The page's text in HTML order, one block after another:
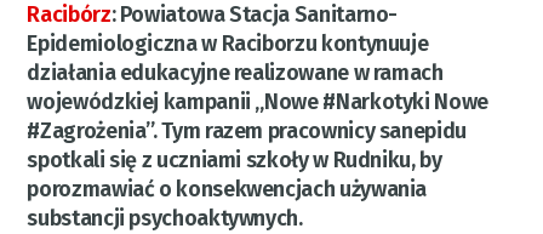
Racibórz:Powiatowa Stacja Sanitarno-
Epidemiologiczna w Raciborzu kontynuuje
działania edukacyjne realizowane w ramach
wojewódzkiej kampanii „Nowe #Narkotyki Nowe
#Zagrożenia”. Tym razem pracownicy sanepidu
spotkali się z uczniami szkoły w Rudniku, by
porozmawiać o konsekwencjach używania
substancji psychoaktywnych.